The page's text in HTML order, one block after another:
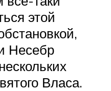
этой
Несебр
Власа.